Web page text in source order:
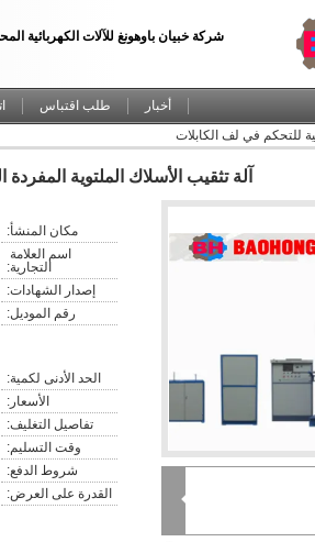
شركة خبيان باوهونغ للآلات الكهربائية
طلب اقتباس
أخبار
للتحكم في لف الكابلات
آلة تثقيب الأسلاك الملتوية
مكان المنشأ:
التجارية:
إصدار الشهادات:
رقم الموديل:
الحد الأدنى لكمية:
الأسعار:
تفاصيل التغليف:
وقت التسليم:
شروط الدفع:
القدرة على العرض: